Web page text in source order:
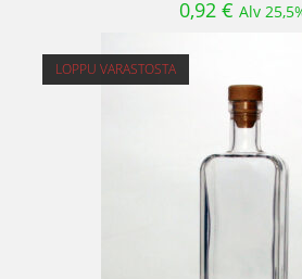
0,92 € Alv
LOPPU VARASTOSTA